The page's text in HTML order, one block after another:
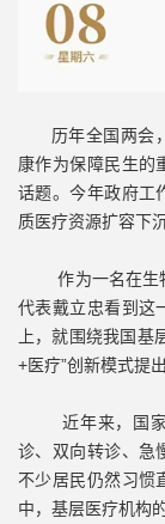
历年全国两会
康作为保障民生的
话题。今年政府工
质医疗资源扩容下
作为一名在生物
代表戴立忠看到这
上，就围绕我国基
+医疗”创新模式提
近年来，国家
诊、双向转诊、急
不少居民仍然习惯
中，基层医疗机构